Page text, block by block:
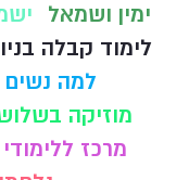
ימין ושמאל
לימוד קבלה
למה נשים
מוזיקה
מרכז